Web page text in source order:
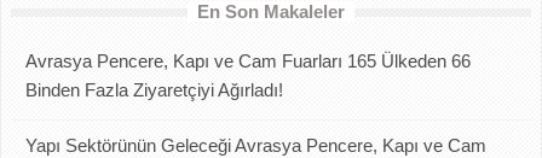
En Son Makaleler
Avrasya Pencere, Kapı ve Cam Fuarları 165 Ülkeden 66
Binden Fazla Ziyaretçiyi Ağırladı!
Yapı Sektörünün Geleceği Avrasya Pencere, Kapı ve Cam